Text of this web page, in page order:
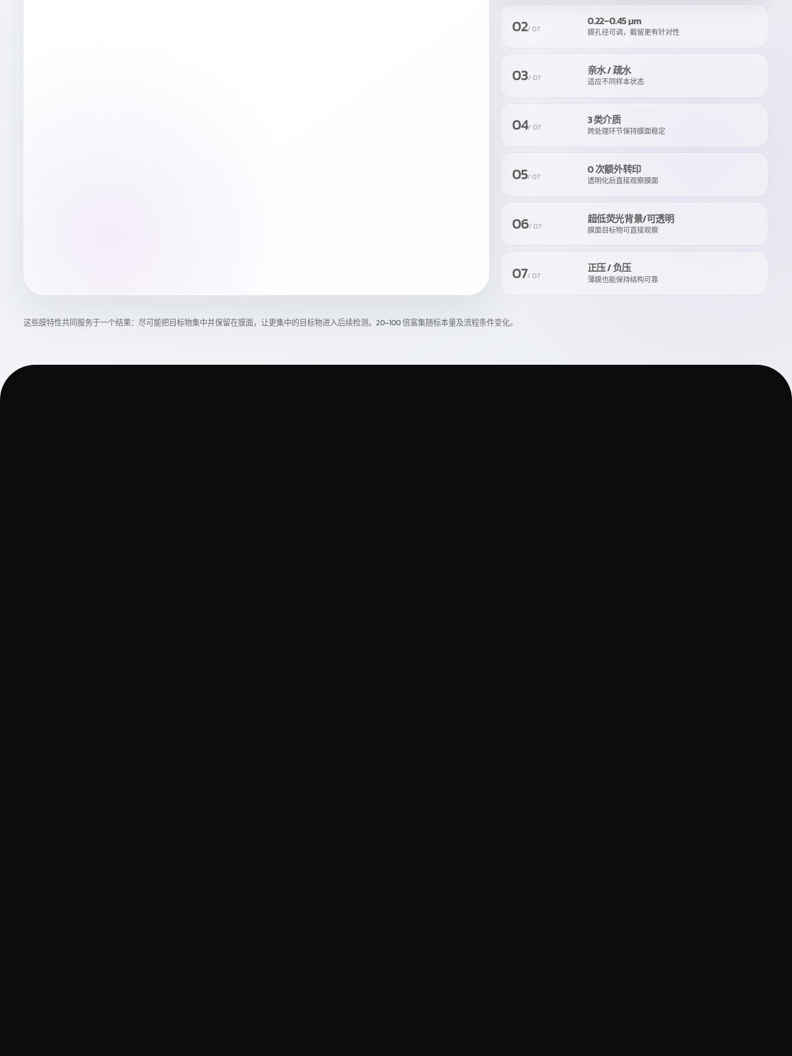
02/07
0.22–0.45μm
膜孔径可调，截留更有针对性
03/07
亲水 / 疏水
适应不同样本状态
04/07
3 类介质
跨处理环节保持膜面稳定
05/07
0 次额外转印
透明化后直接观察膜面
06/07
超低荧光背景/可透明
膜面目标物可直接观察
07/07
正压 / 负压
薄膜也能保持结构可靠
这些膜特性共同服务于一个结果：尽可能把目标物集中并保留在膜面，让更集中的目标物进入后续检测。20–100 倍富集随标本量及流程条件变化。